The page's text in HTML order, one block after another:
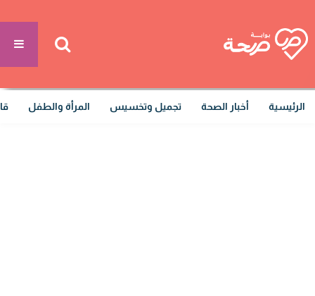
الرئيسية أخبار الصحة تجميل وتخسيس المرأة والطفل